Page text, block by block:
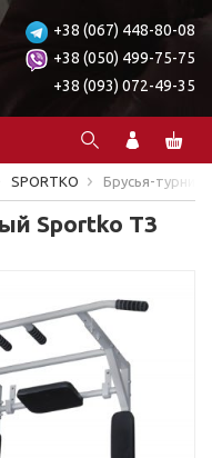
+38 (067) 448-80-08
+38 (050) 499-75-75
+38 (093) 072-49-35
SPORTKO Брусья-турник
Sportko Т3